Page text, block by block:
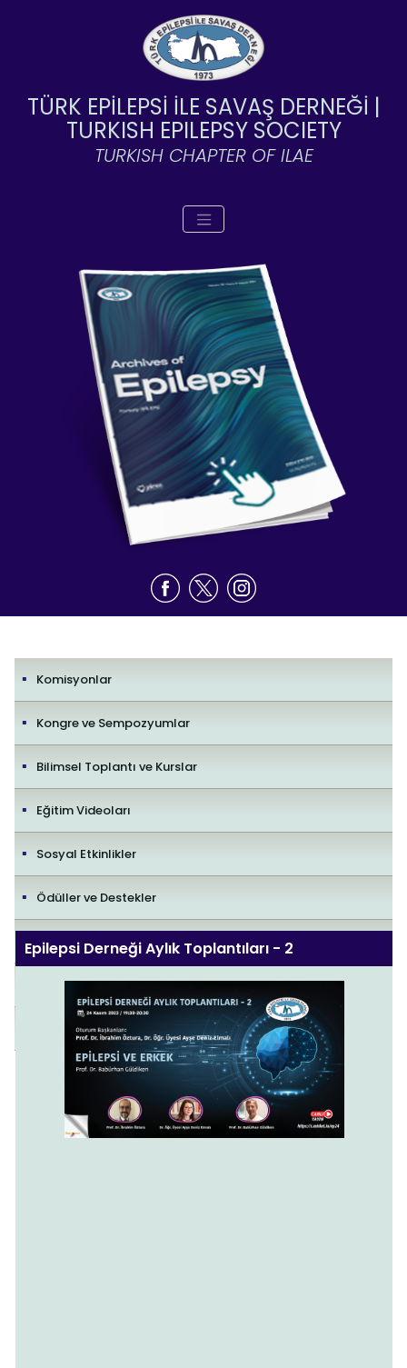
TÜRK EPİLEPSİ İLE SAVAŞ DERNEĞİ |
TURKISH EPILEPSY SOCIETY
TURKISH CHAPTER OF ILAE
Komisyonlar
Kongre ve Sempozyumlar
Bilimsel Toplantı ve Kurslar
Eğitim Videoları
Sosyal Etkinlikler
Ödüller ve Destekler
İletişim
Yayıncılık Politikaları
Editorial Policies
Epilepsi Derneği Aylık Toplantıları - 2